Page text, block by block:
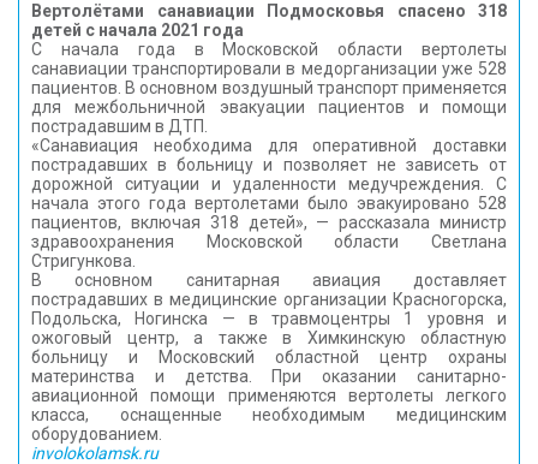
Вертолётами санавиации Подмосковья спасено 318
детей с начала 2021 года
С начала года в Московской области вертолеты
санавиации транспортировали в медорганизации уже 528
пациентов. В основном воздушный транспорт применяется
для межбольничной эвакуации пациентов и помощи
пострадавшим в ДТП.
«Санавиация необходима для оперативной доставки
пострадавших в больницу и позволяет не зависеть от
дорожной ситуации и удаленности медучреждения. С
начала этого года вертолетами было эвакуировано 528
пациентов, включая 318 детей», — рассказала министр
здравоохранения Московской области Светлана
Стригункова.
В основном санитарная авиация доставляет
пострадавших в медицинские организации Красногорска,
Подольска, Ногинска — в травмоцентры 1 уровня и
ожоговый центр, а также в Химкинскую областную
больницу и Московский областной центр охраны
материнства и детства. При оказании санитарно-
авиационной помощи применяются вертолеты легкого
класса, оснащенные необходимым медицинским
оборудованием.
involokolamsk.ru